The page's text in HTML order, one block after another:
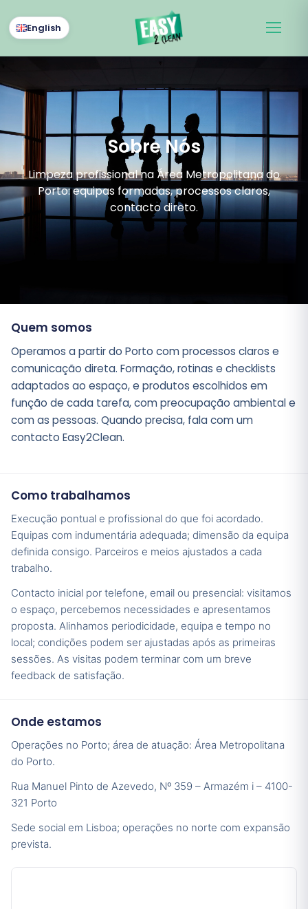
English
Sobre Nós
Limpeza profissional na Área Metropolitana do
Porto: equipas formadas, processos claros,
contacto direto.
Quem somos
Operamos a partir do Porto com processos claros e
comunicação direta. Formação, rotinas e checklists
adaptados ao espaço, e produtos escolhidos em
função de cada tarefa, com preocupação ambiental e
com as pessoas. Quando precisa, fala com um
contacto Easy2Clean.
Como trabalhamos
Execução pontual e profissional do que foi acordado.
Equipas com indumentária adequada; dimensão da equipa
definida consigo. Parceiros e meios ajustados a cada
trabalho.
Contacto inicial por telefone, email ou presencial: visitamos
o espaço, percebemos necessidades e apresentamos
proposta. Alinhamos periodicidade, equipa e tempo no
local; condições podem ser ajustadas após as primeiras
sessões. As visitas podem terminar com um breve
feedback de satisfação.
Onde estamos
Operações no Porto; área de atuação: Área Metropolitana
do Porto.
Rua Manuel Pinto de Azevedo, Nº 359 – Armazém i – 4100-
321 Porto
Sede social em Lisboa; operações no norte com expansão
prevista.